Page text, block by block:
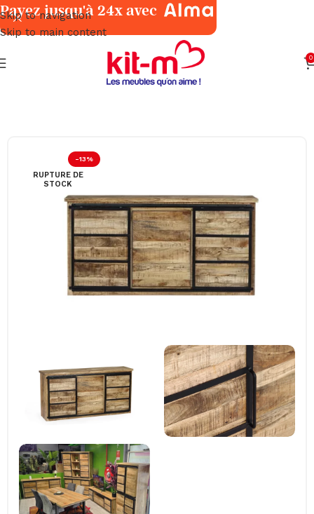
Skip to navigation
Skip to main content
0
Meubles Exotiques Bois de Manguier
-13%
RUPTURE DE
STOCK
Payez jusqu'à 24x avec